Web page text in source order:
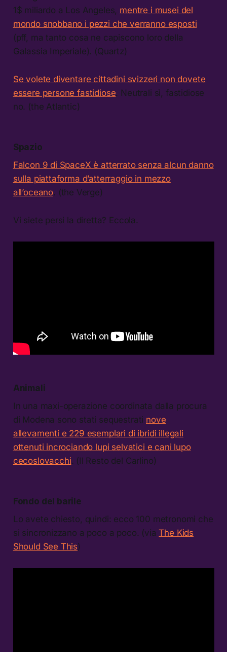
1$ miliardo a Los Angeles, mentre i musei del
mondo snobbano i pezzi che verranno esposti
(pff, ma tanto cosa ne capiscono loro della
Galassia Imperiale). (Quartz)
Se volete diventare cittadini svizzeri non dovete
essere persone fastidiose. Neutrali sì, fastidiose
no. (the Atlantic)
Spazio
Falcon 9 di SpaceX è atterrato senza alcun danno
sulla piattaforma d’atterraggio in mezzo
all’oceano. (the Verge)
Vi siete persi la diretta? Eccola.
Animali
In una maxi-operazione coordinata dalla procura
di Modena sono stati sequestrati nove
allevamenti e 229 esemplari di ibridi illegali
ottenuti incrociando lupi selvatici e cani lupo
cecoslovacchi. (Il Resto del Carlino)
Fondo del barile
Lo avete chiesto, quindi: ecco 100 metronomi che
si sincronizzano a poco a poco. (viaThe Kids
Should See This)